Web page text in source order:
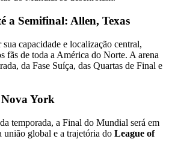
a Semifinal: Allen, Texas
capacidade e localização central,
fãs de toda a América do Norte. A arena
da Fase Suíça, das Quartas de Final e
York
temporada, a Final do Mundial será em
união global e a trajetória do League of